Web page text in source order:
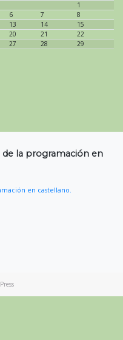
1
6 7
8
13 14
15
20 21
22
27 28
29
la programación en
en castellano.